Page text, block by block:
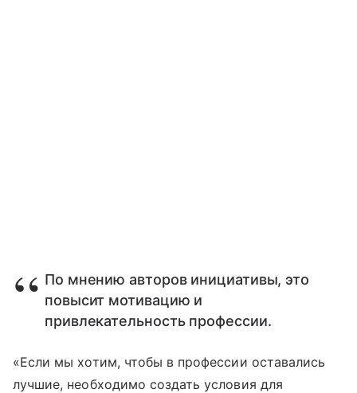
По мнению авторов инициативы, это
повысит мотивацию и
привлекательность профессии.
«Если мы хотим, чтобы в профессии оставались
лучшие, необходимо создать условия для